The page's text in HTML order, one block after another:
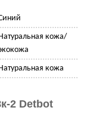
Натуральная кожа/
Натуральная кожа
2 Detbot